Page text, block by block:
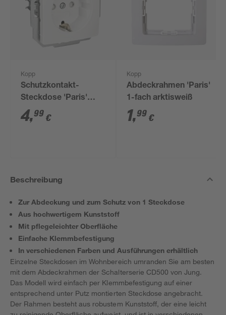
Kopp
Schutzkontakt-
Steckdose 'Paris'
arktisweiß
4,99 €
Kopp
Abdeckrahmen 'Paris'
1-fach arktisweiß
1,99 €
Beschreibung
Zur Abdeckung und zum Schutz von 1 Steckdose
Aus hochwertigem Kunststoff
Mit pflegeleichter Oberfläche
Einfache Klemmbefestigung
In verschiedenen Farben und Ausführungen erhältlich
Einzelne Steckdosen im Wohnbereich umranden Sie am besten
mit dem Abdeckrahmen der Schalterserie CD500 von Jung.
Das Modell wird einfach per Klemmbefestigung auf einer
entsprechend unter Putz montierten Steckdose angebracht.
Der Rahmen besteht aus robustem Kunststoff, der eine leicht